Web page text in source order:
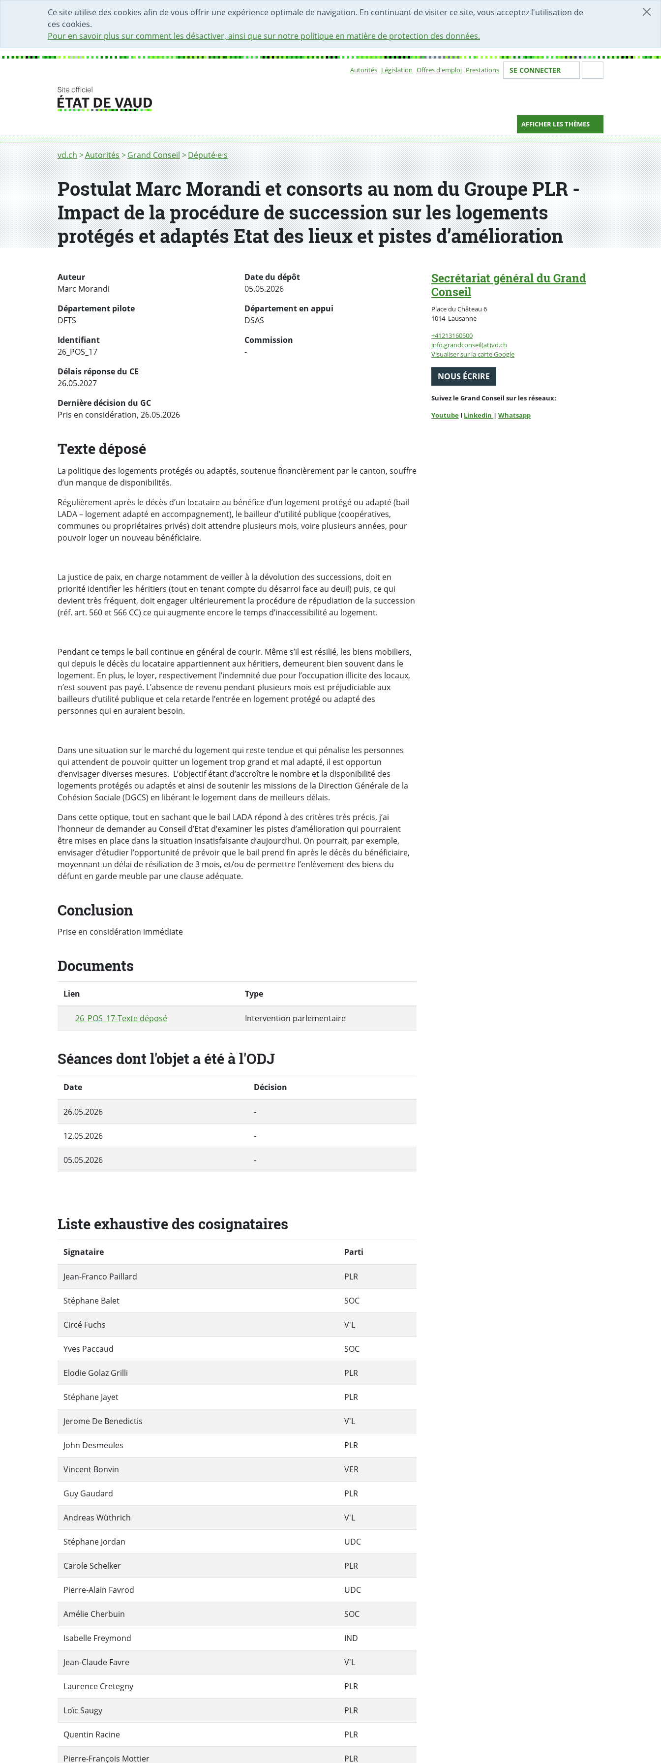
Ce site utilise des cookies afin de vous offrir une expérience optimale de navigation. En continuant de visiter ce site, vous acceptez l'utilisation de
ces cookies.
Pour en savoir plus sur comment les désactiver, ainsi que sur notre politique en matière de protection des données.
DÉBUT DU CONTENU DE LA PAGE
ACCÈS AU CHAMP DE RECHERCHE
PAGE D'ACCUEIL
FORMULAIRE DE CONTACT
Autorités Législation Offres d'emploi Prestations Votre identité
SE CONNECTER
AFFICHER LES THÈMES
Fil d'Ariane
vd.ch Autorités Grand Conseil Député·e·s
Postulat Marc Morandi et consorts au nom du Groupe PLR -
Impact de la procédure de succession sur les logements
protégés et adaptés Etat des lieux et pistes d’amélioration
Auteur
Marc Morandi
Date du dépôt
05.05.2026
Département pilote
DFTS
Département en appui
DSAS
Identifiant
26_POS_17
Commission
-
Délais réponse du CE
26.05.2027
Dernière décision du GC
Pris en considération, 26.05.2026
Texte déposé
La politique des logements protégés ou adaptés, soutenue financièrement par le canton, souffre
d’un manque de disponibilités.
Régulièrement après le décès d’un locataire au bénéfice d’un logement protégé ou adapté (bail
LADA – logement adapté en accompagnement), le bailleur d’utilité publique (coopératives,
communes ou propriétaires privés) doit attendre plusieurs mois, voire plusieurs années, pour
pouvoir loger un nouveau bénéficiaire.
La justice de paix, en charge notamment de veiller à la dévolution des successions, doit en
priorité identifier les héritiers (tout en tenant compte du désarroi face au deuil) puis, ce qui
devient très fréquent, doit engager ultérieurement la procédure de répudiation de la succession
(réf. art. 560 et 566 CC) ce qui augmente encore le temps d’inaccessibilité au logement.
Pendant ce temps le bail continue en général de courir. Même s’il est résilié, les biens mobiliers,
qui depuis le décès du locataire appartiennent aux héritiers, demeurent bien souvent dans le
logement. En plus, le loyer, respectivement l’indemnité due pour l’occupation illicite des locaux,
n’est souvent pas payé. L’absence de revenu pendant plusieurs mois est préjudiciable aux
bailleurs d’utilité publique et cela retarde l’entrée en logement protégé ou adapté des
personnes qui en auraient besoin.
Dans une situation sur le marché du logement qui reste tendue et qui pénalise les personnes
qui attendent de pouvoir quitter un logement trop grand et mal adapté, il est opportun
d’envisager diverses mesures. L’objectif étant d’accroître le nombre et la disponibilité des
logements protégés ou adaptés et ainsi de soutenir les missions de la Direction Générale de la
Cohésion Sociale (DGCS) en libérant le logement dans de meilleurs délais.
Dans cette optique, tout en sachant que le bail LADA répond à des critères très précis, j‘ai
l’honneur de demander au Conseil d’Etat d’examiner les pistes d’amélioration qui pourraient
être mises en place dans la situation insatisfaisante d’aujourd’hui. On pourrait, par exemple,
envisager d’étudier l’opportunité de prévoir que le bail prend fin après le décès du bénéficiaire,
moyennant un délai de résiliation de 3 mois, et/ou de permettre l’enlèvement des biens du
défunt en garde meuble par une clause adéquate.
Conclusion
Prise en considération immédiate
Documents
Lien Type
26_POS_17-Texte déposé Intervention parlementaire
Séances dont l'objet a été à l'ODJ
Date Décision
26.05.2026 -
12.05.2026 -
05.05.2026 -
Liste exhaustive des cosignataires
Signataire Parti
Jean-Franco Paillard PLR
Stéphane Balet SOC
Circé Fuchs V'L
Yves Paccaud SOC
Elodie Golaz Grilli PLR
Stéphane Jayet PLR
Jerome De Benedictis V'L
John Desmeules PLR
Vincent Bonvin VER
Guy Gaudard PLR
Andreas Wüthrich V'L
Stéphane Jordan UDC
Carole Schelker PLR
Pierre-Alain Favrod UDC
Amélie Cherbuin SOC
Isabelle Freymond IND
Jean-Claude Favre V'L
Laurence Cretegny PLR
Loïc Saugy PLR
Quentin Racine PLR
Pierre-François Mottier PLR
Secrétariat général du Grand
Conseil
Place du Château 6
1014 LausanneSuisse
+41213160500
info.grandconseil(at)vd.ch
Visualiser sur la carte Google
NOUS ÉCRIRE
Suivez le Grand Conseil sur les réseaux:
Youtube I Linkedin | Whatsapp